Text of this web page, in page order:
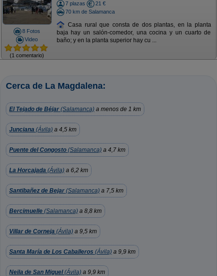
8 Fotos
Video
(1 comentario)
7 plazas
21 €
70 km de Salamanca
Casa rural que consta de dos plantas, en la planta
baja hay un salón-comedor, una cocina y un cuarto de
baño; y en la planta superior hay cu ...
Cerca de La Magdalena:
El Tejado de Béjar (Salamanca) a menos de 1 km
Junciana (Ávila) a 4,5 km
Puente del Congosto (Salamanca) a 4,7 km
La Horcajada (Ávila) a 6,2 km
Santibañez de Bejar (Salamanca) a 7,5 km
Bercimuelle (Salamanca) a 8,8 km
Villar de Corneja (Ávila) a 9,5 km
Santa María de Los Caballeros (Ávila) a 9,9 km
Neila de San Miguel(Ávila) a 9,9 km